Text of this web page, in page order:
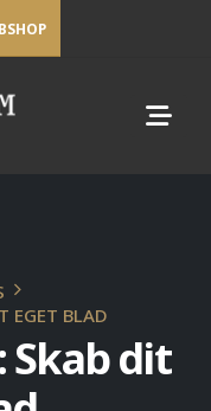
EGET BLAD
dit